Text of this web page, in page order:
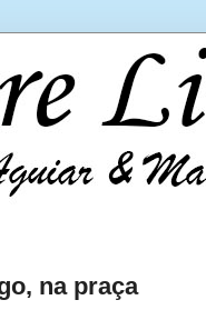
na praça